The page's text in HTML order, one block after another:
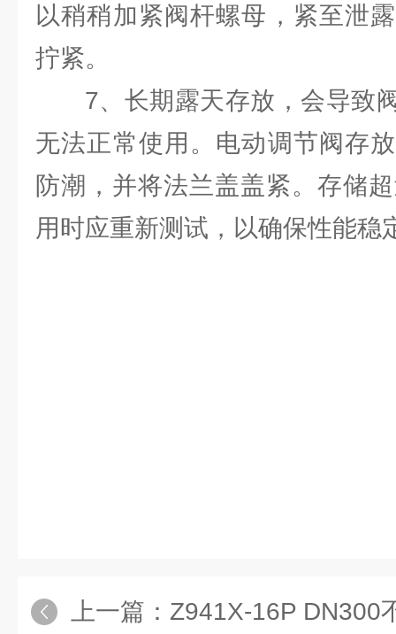
以稍稍加紧阀杆螺母，紧至泄
拧紧。
7、长期露天存放，会导致
无法正常使用。电动调节阀存
防潮，并将法兰盖盖紧。存储
用时应重新测试，以确保性能稳
上一篇： Z941X-16P DN300